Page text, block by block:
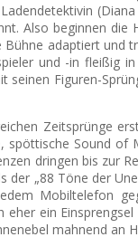
Also beginnen
adaptiert
und -in fleißig
Figuren-
Zeitsprünge
Sound
dringen bis zur
„88 Töne der
Mobiltelefon
ein
mahnend an